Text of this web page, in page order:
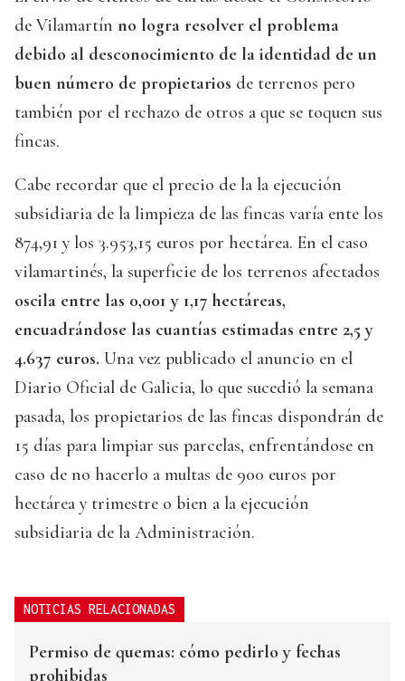
de Vilamartín no logra resolver el problema
debido al desconocimiento de la identidad de un
buen número de propietarios de terrenos pero
también por el rechazo de otros a que se toquen sus
fincas.
Cabe recordar que el precio de la la ejecución
subsidiaria de la limpieza de las fincas varía ente los
874,91 y los 3.953,15 euros por hectárea. En el caso
vilamartinés, la superficie de los terrenos afectados
oscila entre las 0,001 y 1,17 hectáreas,
encuadrándose las cuantías estimadas entre 2,5 y
4.637 euros. Una vez publicado el anuncio en el
Diario Oficial de Galicia, lo que sucedió la semana
pasada, los propietarios de las fincas dispondrán de
15 días para limpiar sus parcelas, enfrentándose en
caso de no hacerlo a multas de 900 euros por
hectárea y trimestre o bien a la ejecución
subsidiaria de la Administración.
NOTICIAS RELACIONADAS
Permiso de quemas: cómo pedirlo y fechas
prohibidas